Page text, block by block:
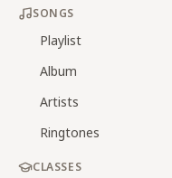
SONGS
Playlist
Album
Artists
Ringtones
CLASSES